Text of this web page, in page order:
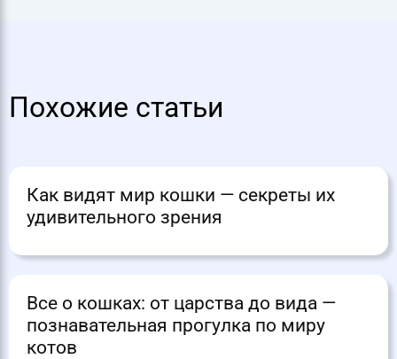
Похожие статьи
Как видят мир кошки — секреты их
удивительного зрения
Все о кошках: от царства до вида —
познавательная прогулка по миру
котов